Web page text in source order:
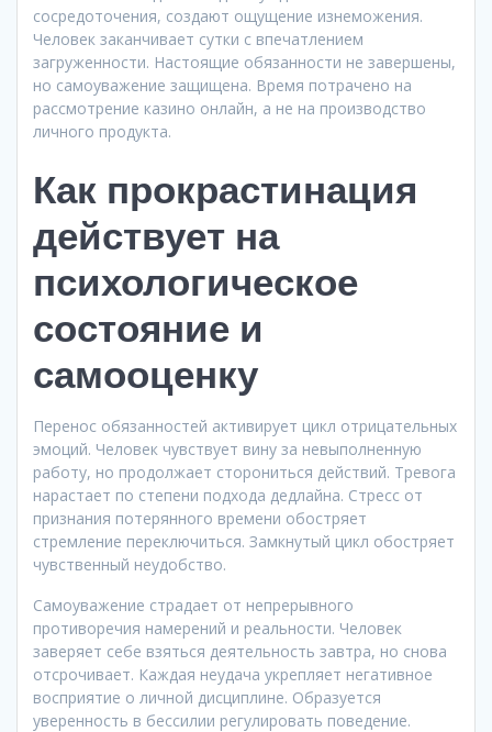
сосредоточения, создают ощущение изнеможения.
Человек заканчивает сутки с впечатлением
загруженности. Настоящие обязанности не завершены,
но самоуважение защищена. Время потрачено на
рассмотрение казино онлайн, а не на производство
личного продукта.
Как прокрастинация
действует на
психологическое
состояние и
самооценку
Перенос обязанностей активирует цикл отрицательных
эмоций. Человек чувствует вину за невыполненную
работу, но продолжает сторониться действий. Тревога
нарастает по степени подхода дедлайна. Стресс от
признания потерянного времени обостряет
стремление переключиться. Замкнутый цикл обостряет
чувственный неудобство.
Самоуважение страдает от непрерывного
противоречия намерений и реальности. Человек
заверяет себе взяться деятельность завтра, но снова
отсрочивает. Каждая неудача укрепляет негативное
восприятие о личной дисциплине. Образуется
уверенность в бессилии регулировать поведение.